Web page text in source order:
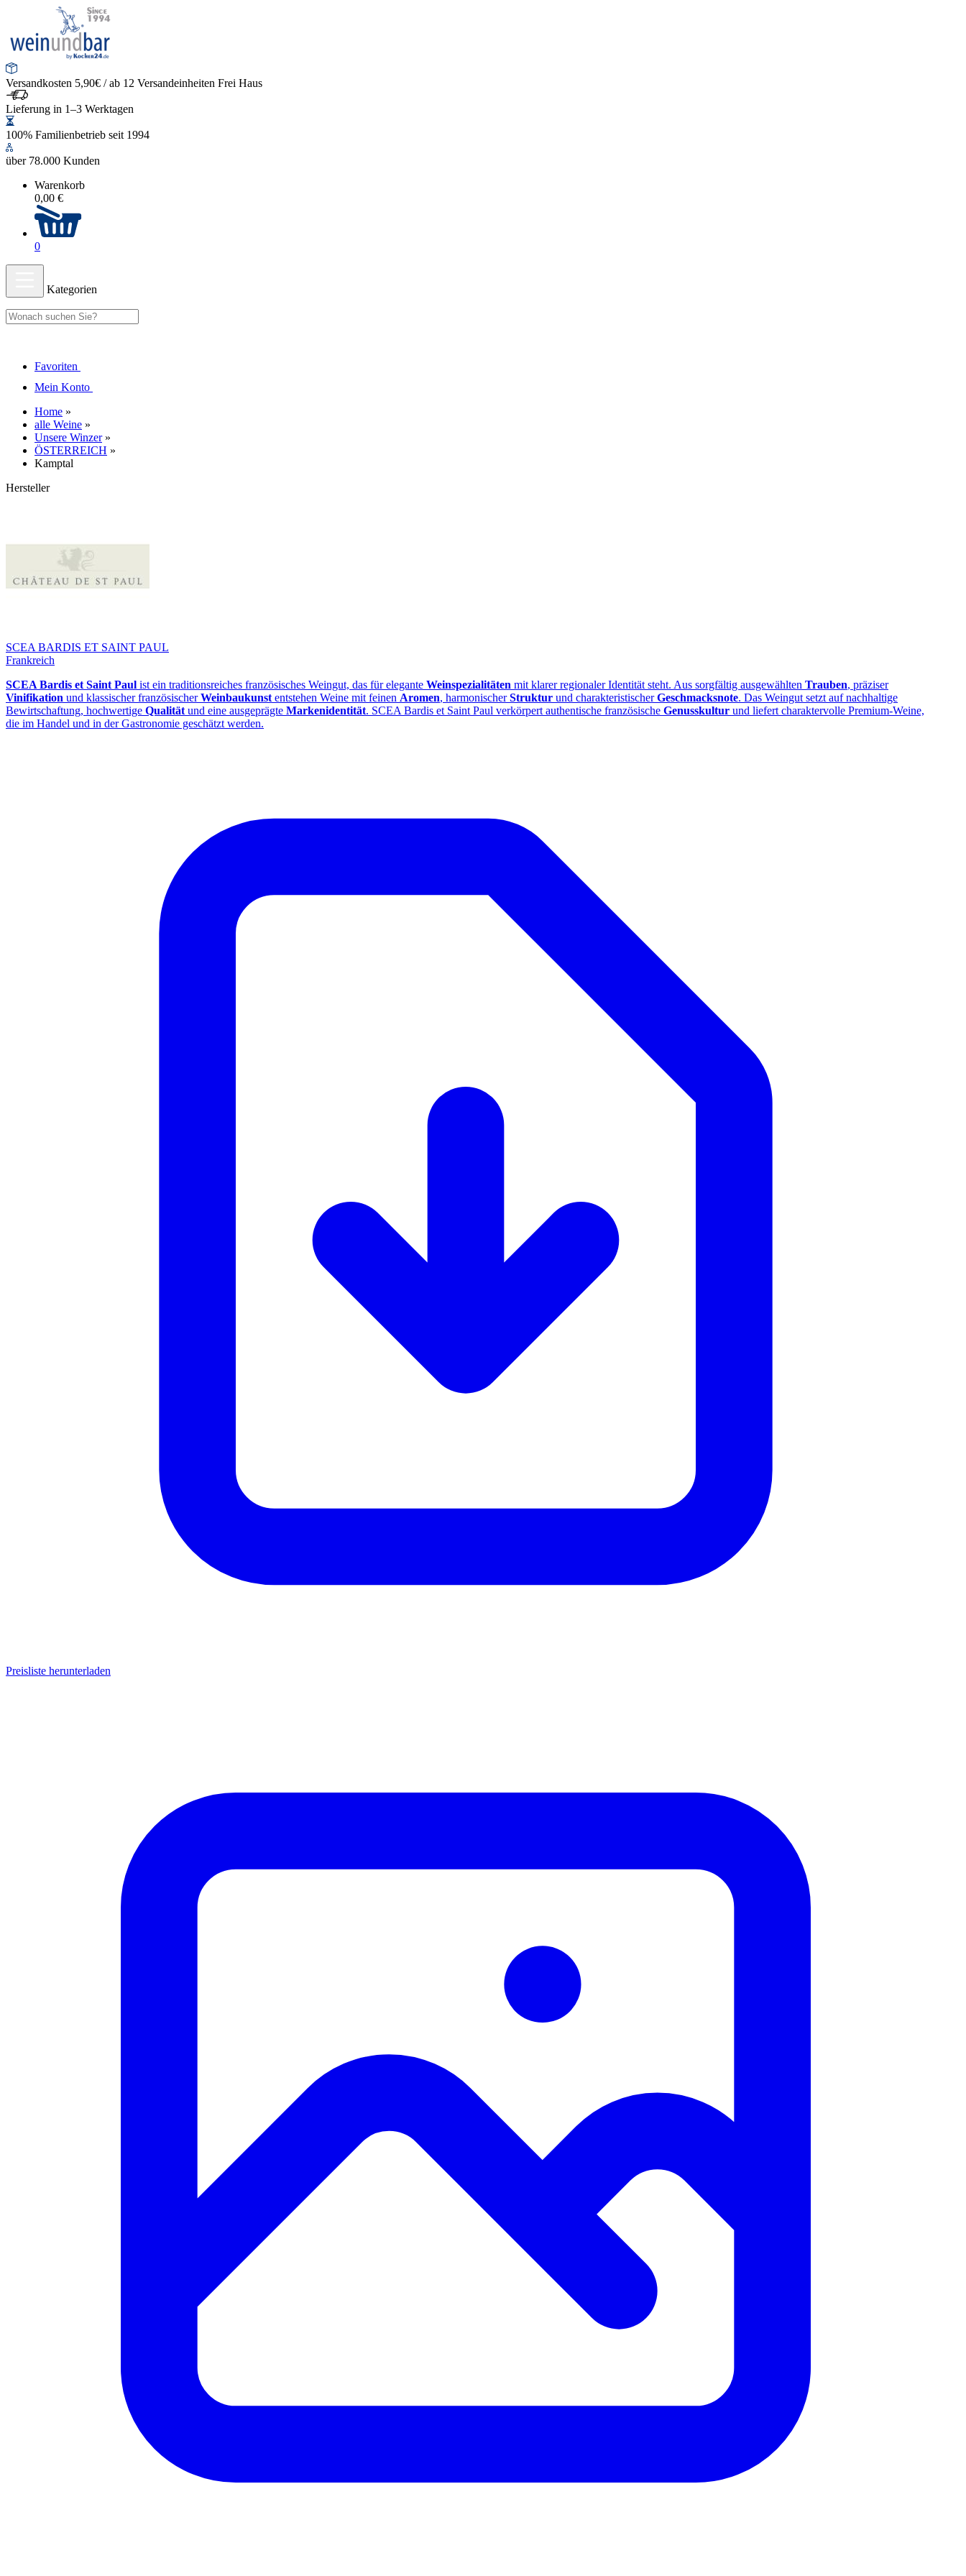
Versandkosten 5,90€ / ab 12 Versandeinheiten Frei Haus
Lieferung in 1–3 Werktagen
100% Familienbetrieb seit 1994
über 78.000 Kunden
Warenkorb
0,00 €
0
Kategorien
Favoriten
Mein Konto
Home »
alle Weine »
Unsere Winzer »
ÖSTERREICH »
Kamptal
Hersteller
SCEA BARDIS ET SAINT PAUL
Frankreich
SCEA Bardis et Saint Paul ist ein traditionsreiches französisches Weingut, das für elegante Weinspezialitäten mit klarer regionaler Identität steht. Aus sorgfältig ausgewählten Trauben, präziser
Vinifikation und klassischer französischerWeinbaukunst entstehen Weine mit feinen Aromen, harmonischerStruktur und charakteristischerGeschmacksnote. Das Weingut setzt auf nachhaltige
Bewirtschaftung, hochwertige Qualität und eine ausgeprägte Markenidentität. SCEA Bardis et Saint Paul verkörpert authentische französische Genusskultur und liefert charaktervolle Premium‑Weine,
die im Handel und in der Gastronomie geschätzt werden.
Preisliste herunterladen